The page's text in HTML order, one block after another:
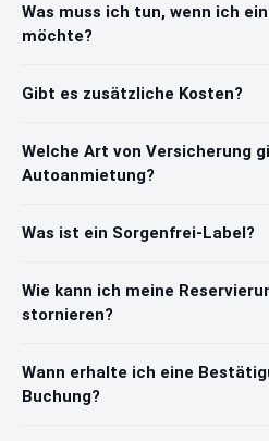
Was muss ich tun, wenn ich
möchte?
Gibt es zusätzliche Kosten?
Welche Art von Versicherung
Autoanmietung?
Was ist ein Sorgenfrei-Label?
Wie kann ich meine
stornieren?
Wann erhalte ich eine
Buchung?